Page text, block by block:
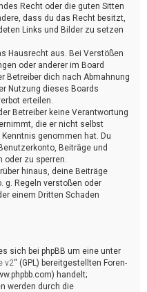
Recht oder die guten Sitten
dass du das Recht besitzt,
Links und Bilder zu setzen
Hausrecht aus. Bei Verstößen
oder anderer im Board
Betreiber dich nach Abmahnung
Nutzung dieses Boards
erteilen.
Betreiber keine Verantwortung
die er nicht selbst
genommen hat. Du
Beiträge und
zu sperren.
hinaus, deine Beiträge
g. Regeln verstoßen oder
einem Dritten Schaden
sich bei phpBB um eine unter
v2“ (GPL) bereitgestellten Foren-
handelt;
werden durch die